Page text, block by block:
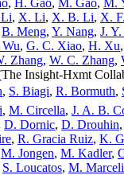
, H. Gao, M. Gao, M.
, X. Li, X. B. Li, X.
B. Meng, Y. Nang, J.
, G. C. Xiao, H. Xu,
Zhang, W. C. Zhang,
Insight-Hxmt
, S. Biagi, R. Bormuth,
, M. Circella, J. A. B.
D. Dornic, D. Drouhin,
, R. Gracia Ruiz, K.
M. Jongen, M. Kadler,
S. Loucatos, M.